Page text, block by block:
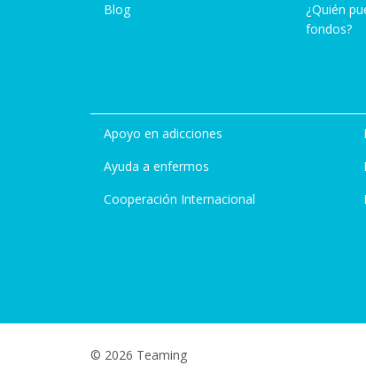
Blog
¿Quién
fondos?
Apoyo en adicciones
Ayuda a enfermos
Cooperación Internacional
© 2026 Teaming